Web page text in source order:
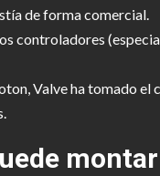
de forma comercial.
controladores
Valve ha tomado